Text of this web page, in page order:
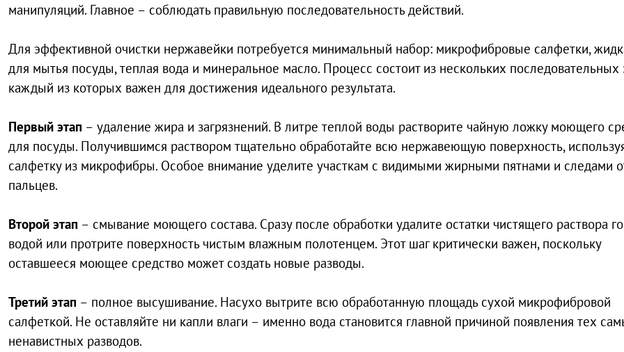
манипуляций. Главное – соблюдать правильную последовательность действий.
Для эффективной очистки нержавейки потребуется минимальный набор: микрофибровые салфетки,
для мытья посуды, теплая вода и минеральное масло. Процесс состоит из нескольких последовательных
каждый из которых важен для достижения идеального результата.
Первый этап – удаление жира и загрязнений. В литре теплой воды растворите чайную ложку моющего
для посуды. Получившимся раствором тщательно обработайте всю нержавеющую поверхность,
салфетку из микрофибры. Особое внимание уделите участкам с видимыми жирными пятнами и следами
пальцев.
Второй этап – смывание моющего состава. Сразу после обработки удалите остатки чистящего раствора
водой или протрите поверхность чистым влажным полотенцем. Этот шаг критически важен, поскольку
оставшееся моющее средство может создать новые разводы.
Третий этап – полное высушивание. Насухо вытрите всю обработанную площадь сухой микрофибровой
салфеткой. Не оставляйте ни капли влаги – именно вода становится главной причиной появления тех
ненавистных разводов.